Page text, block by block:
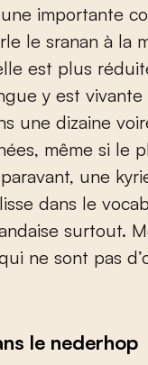
importante
le sranan à la
est plus
y est vivante
une dizaine
même si le
une
dans le
surtout.
ne sont pas
le nederhop